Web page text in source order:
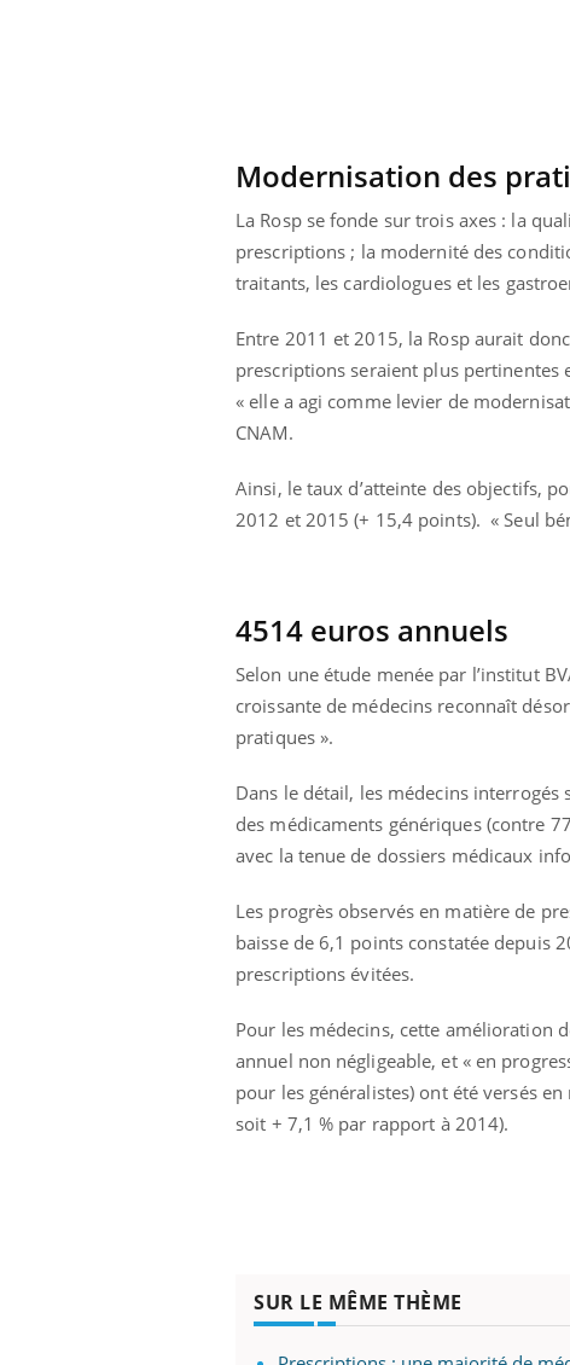
Modernisation des
La Rosp se fonde sur trois axes : la
prescriptions ; la modernité des
traitants, les cardiologues et les
Entre 2011 et 2015, la Rosp aurait
prescriptions seraient plus pertinentes
« elle a agi comme levier de
CNAM.
Ainsi, le taux d’atteinte des objectifs,
2012 et 2015 (+ 15,4 points). « Seul
4514 euros annuels
Selon une étude menée par l’institut
croissante de médecins reconnaît
pratiques ».
Dans le détail, les médecins
des médicaments génériques (contre
avec la tenue de dossiers médicaux
Les progrès observés en matière de
baisse de 6,1 points constatée depuis
prescriptions évitées.
Pour les médecins, cette amélioration
annuel non négligeable, et « en
pour les généralistes) ont été versés
soit + 7,1 % par rapport à 2014).
SUR LE MÊME THÈME
de dormir la nuit ?
elle enfin ?